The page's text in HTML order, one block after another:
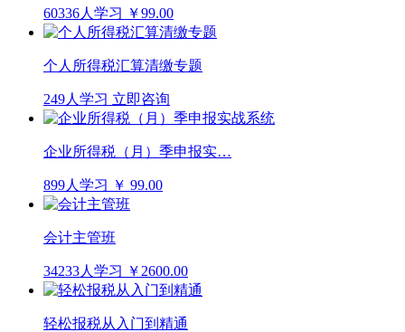
60336人学习 ￥99.00
个人所得税汇算清缴专题
249人学习 立即咨询
企业所得税（月）季申报实…
899人学习 ￥ 99.00
会计主管班
34233人学习 ￥2600.00
轻松报税从入门到精通